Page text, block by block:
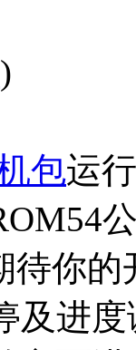
)
包运
待你
及进